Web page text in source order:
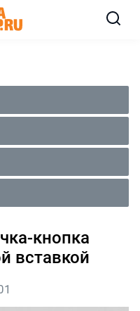
кнопка
вставкой